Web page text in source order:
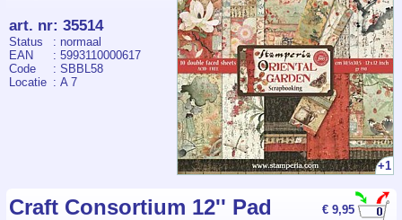
+1
art. nr: 35514
Status
: normaal
EAN
: 5993110000617
Code
: SBBL58
Locatie : A 7
€ 9,95
Craft Consortium 12'' Pad